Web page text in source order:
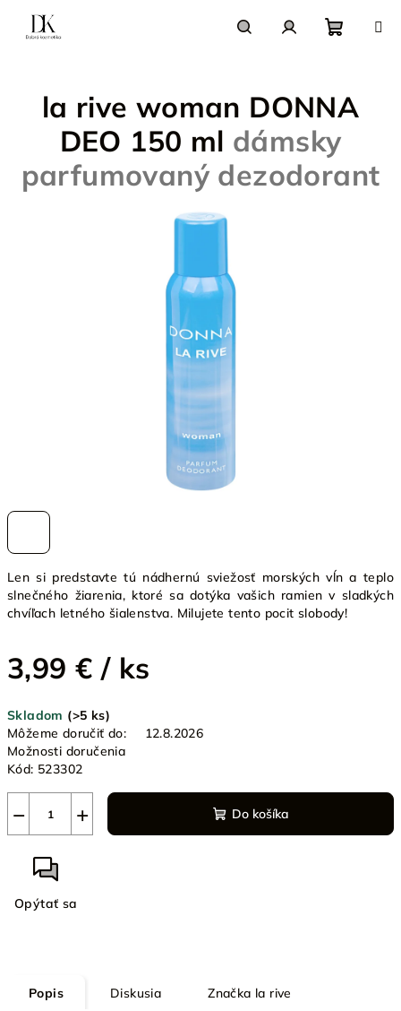
obsah
košík
Len si predstavte tú nádhernú sviežosť morských vĺn a teplo
slnečného žiarenia, ktoré sa dotýka vašich ramien v sladkých
chvíľach letného šialenstva. Milujete tento pocit slobody!
3,99 € / ks
cena:
Skladom (>5 ks)
Môžeme doručiť do:
12.8.2026
Možnosti doručenia
Kód: 523302
+
− Do košíka
Opýtať sa
la rive woman DONNA
DEO 150 ml dámsky
parfumovaný dezodorant
Popis Diskusia Značka la rive